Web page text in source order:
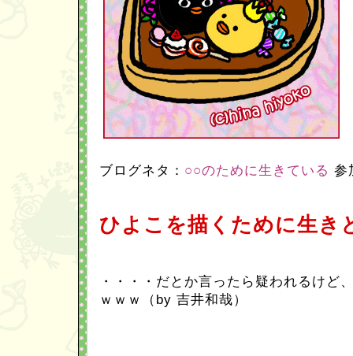
ブログネタ： ○○のために生きている 参
ひよこを描くために生き
・・・・だとか言ったら疑われるけど
ｗｗｗ（by 吉井和哉）